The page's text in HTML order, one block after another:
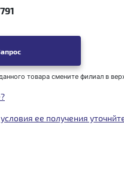
товара смените филиал в
ее получения